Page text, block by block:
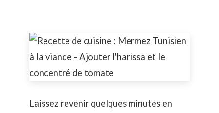
Laissez revenir quelques minutes en